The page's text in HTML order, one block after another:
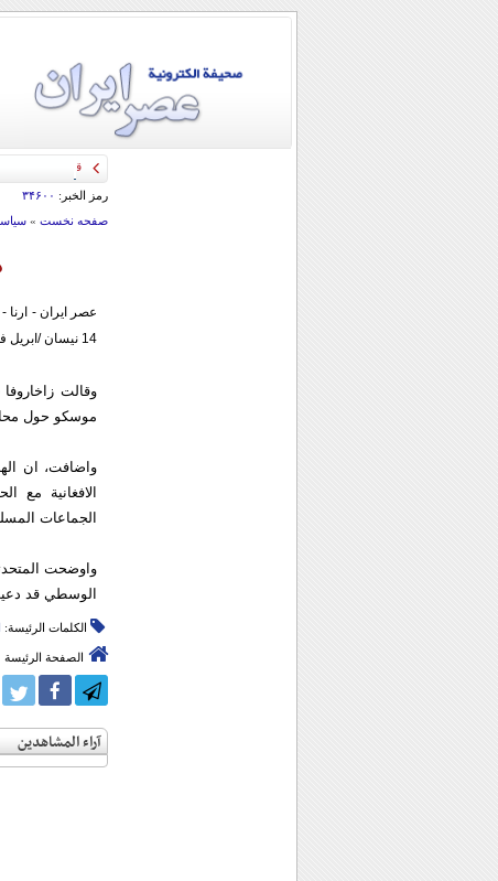
قائد الحرس
رمز الخبر: ۳۴۶۰۰
صفحه نخست»
عصر ايران - ارنا
14 نيسان /ابريل في موسكو وان ايران ستشارك فيه.
موسكو حول
واضافت، ان
الافغانية مع
الجماعات
واوضحت
الوسطي قد
الكلمات الرئيسة:
الصفحة الرئيسة
آراء المشاهدين